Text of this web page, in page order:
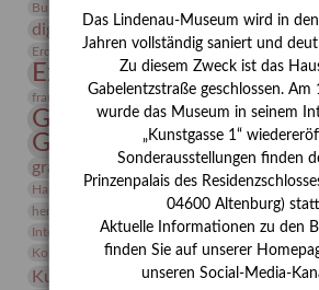
Burg Posterstein
digitallabor Entartete Kunst
Enteignung
Erdmann Julius Dietrich
Erlebnisportal
Expressionismus Festrede
frauen Frauen in der Antike und heute
Gerhard-Altenbourg-
Gerhard Altenbourg
grafische sammlung griechische
Hanns-Conon von der Gabelentz Heinrich
herman de vries Humboldt
Insekten
Integriertes Schädlingsmanagement
Italien
Kolosseum
Kooperationsausstellung
Kunstmuseum Kunstvermittlung
Das Lindenau-Museum wird in
Jahren vollständig saniert und
Zu diesem Zweck ist das
Gabelentzstraße geschlossen. Am
wurde das Museum in seinem
„Kunstgasse 1“
Sonderausstellungen finden
Prinzenpalais des
04600 Altenburg)
Aktuelle Informationen zu den
finden Sie auf unserer
unseren Social-Media-